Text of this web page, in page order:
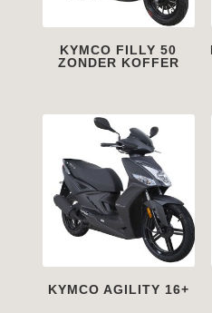
KYMCO FILLY 50
ZONDER KOFFER
KYMCO AGILITY 16+